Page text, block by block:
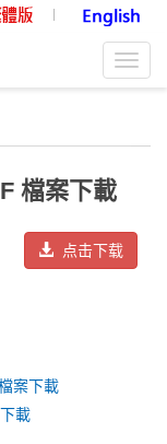
檔案下載
点击下载
案下載
載